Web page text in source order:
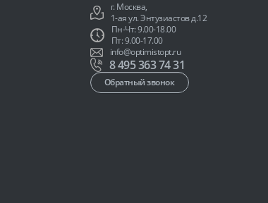
г. Москва,
1-ая ул. Энтузиастов д.12
Пн-Чт: 9.00-18.00
Пт: 9.00-17.00
info@optimistopt.ru
8 495 363 74 31
Обратный звонок